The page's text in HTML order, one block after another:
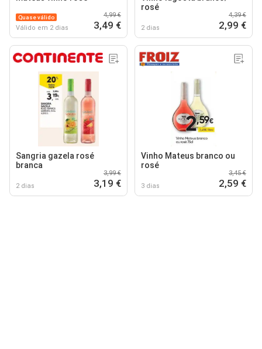
Quase válido
Válido em 2 dias
4,99 €
3,49 €
rosé
2 dias
4,39 €
2,99 €
Sangria gazela rosé
branca
2 dias
3,99 €
3,19 €
Vinho Mateus branco ou
rosé
3 dias
3,45 €
2,59 €